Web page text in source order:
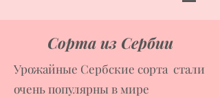
Сорта из Сербии
Урожайные Сербские сорта стали
очень популярны в мире